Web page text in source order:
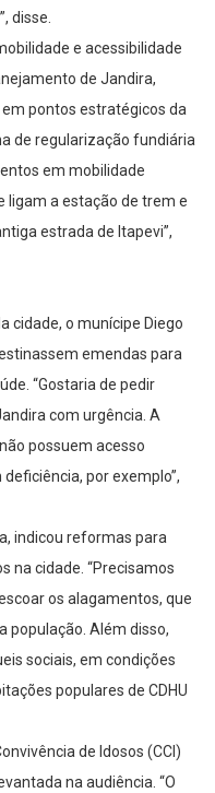
disse.
e acessibilidade
de Jandira,
pontos estratégicos da
de regularização fundiária
em mobilidade
ligam a estação de trem e
estrada de Itapevi”,
cidade, o munícipe Diego
emendas para
“Gostaria de pedir
com urgência. A
possuem acesso
por exemplo”,
indicou reformas para
na cidade. “Precisamos
os alagamentos, que
população. Além disso,
sociais, em condições
populares de CDHU
de Idosos (CCI)
na audiência. “O